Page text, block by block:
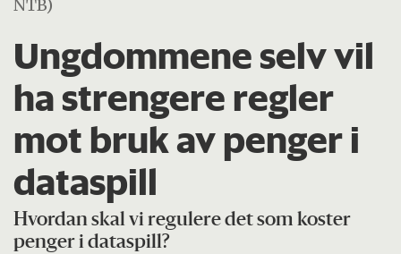
NTB)
Ungdommene selv vil
ha strengere regler
mot bruk av penger i
dataspill
Hvordan skal vi regulere det som koster
penger i dataspill?